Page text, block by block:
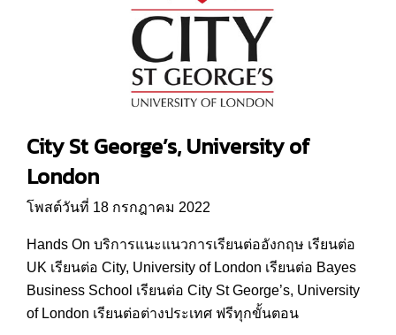
City St George’s, University of
London
โพสต์วันที่ 18 กรกฎาคม 2022
Hands On บริการแนะแนวการเรียนต่ออังกฤษ เรียนต่อ
UK เรียนต่อ City, University of London เรียนต่อ Bayes
Business School เรียนต่อ City St George’s, University
of London เรียนต่อต่างประเทศ ฟรีทุกขั้นตอน